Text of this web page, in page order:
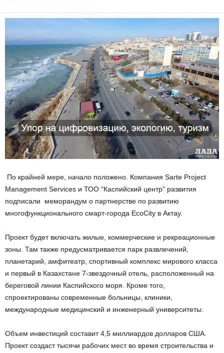
По крайней мере, начало положено. Компания Sarte Project
Management Services и ТОО “Каспийский центр” развития
подписали меморандум о партнерстве по развитию
многофункционального смарт-города EcoCity в Актау.
Проект будет включать жилые, коммерческие и рекреационные
зоны. Там также предусматривается парк развлечений,
планетарий, амфитеатр, спортивный комплекс мирового класса
и первый в Казахстане 7-звездочный отель, расположенный на
береговой линии Каспийского моря. Кроме того,
спроектированы современные больницы, клиники,
международные медицинский и инженерный университеты.
Объем инвестиций составит 4,5 миллиардов долларов США.
Проект создаст тысячи рабочих мест во время строительства и